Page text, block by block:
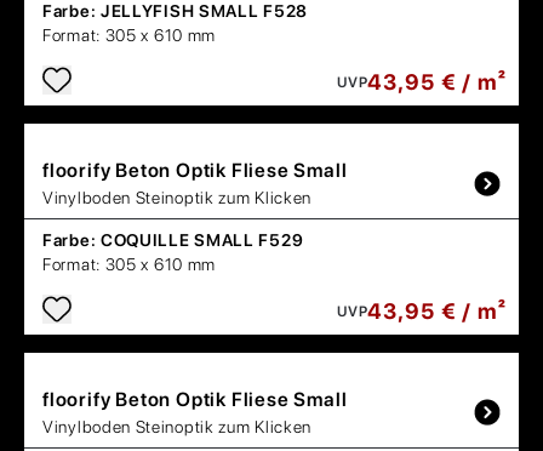
Farbe: JELLYFISH SMALL F528
Format: 305 x 610 mm
UVP43,95 € / m²
floorify Beton Optik Fliese Small
Vinylboden Steinoptik zum Klicken
Farbe: COQUILLE SMALL F529
Format: 305 x 610 mm
UVP43,95 € / m²
floorify Beton Optik Fliese Small
Vinylboden Steinoptik zum Klicken